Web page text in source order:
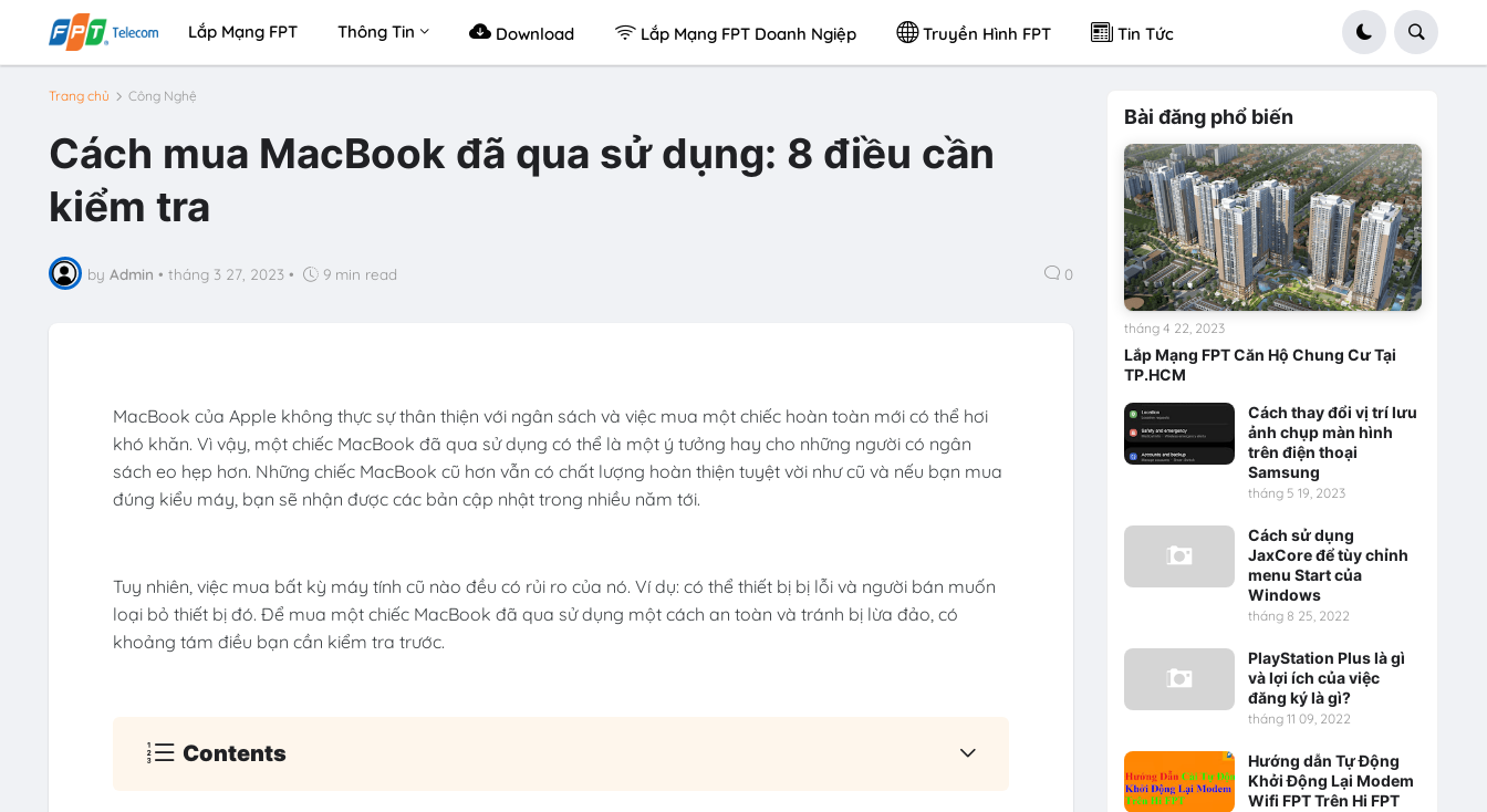
Lắp Mạng FPT Thông Tin Download Lắp Mạng FPT Doanh Ngiệp Truyền Hình FPT Tin Tức
Trang chủ Công Nghệ
Cách mua MacBook đã qua sử dụng: 8 điều cần
kiểm tra
by Admin • tháng 3 27, 2023 • 9 min read 0
MacBook của Apple không thực sự thân thiện với ngân sách và việc mua một chiếc hoàn toàn mới có thể hơi
khó khăn. Vì vậy, một chiếc MacBook đã qua sử dụng có thể là một ý tưởng hay cho những người có ngân
sách eo hẹp hơn. Những chiếc MacBook cũ hơn vẫn có chất lượng hoàn thiện tuyệt vời như cũ và nếu bạn mua
đúng kiểu máy, bạn sẽ nhận được các bản cập nhật trong nhiều năm tới.
Tuy nhiên, việc mua bất kỳ máy tính cũ nào đều có rủi ro của nó. Ví dụ: có thể thiết bị bị lỗi và người bán muốn
loại bỏ thiết bị đó. Để mua một chiếc MacBook đã qua sử dụng một cách an toàn và tránh bị lừa đảo, có
khoảng tám điều bạn cần kiểm tra trước.
Contents
Bài đăng phổ biến
Lắp Mạng FPT Căn Hộ Chung Cư Tại
TP.HCM
tháng 4 22, 2023
Cách thay đổi vị trí lưu
ảnh chụp màn hình
trên điện thoại
Samsung
tháng 5 19, 2023
Cách sử dụng
JaxCore để tùy chỉnh
menu Start của
Windows
tháng 8 25, 2022
PlayStation Plus là gì
và lợi ích của việc
đăng ký là gì?
tháng 11 09, 2022
Hướng dẫn Tự Động
Khởi Động Lại Modem
Wifi FPT Trên Hi FPT